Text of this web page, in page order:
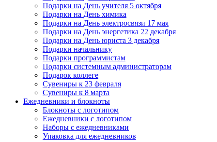
Подарки на День учителя 5 октября
Подарки на День химика
Подарки на День электросвязи 17 мая
Подарки на День энергетика 22 декабря
Подарки на День юриста 3 декабря
Подарки начальнику
Подарки программистам
Подарки системным администраторам
Подарок коллеге
Сувениры к 23 февраля
Сувениры к 8 марта
Ежедневники и блокноты
Блокноты с логотипом
Ежедневники с логотипом
Наборы с ежедневниками
Упаковка для ежедневников